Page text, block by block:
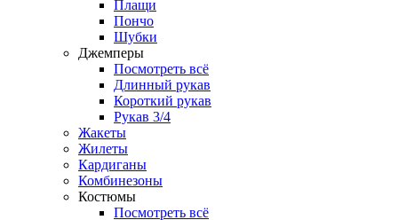
Плащи
Пончо
Шубки
Джемперы
Посмотреть всё
Длинный рукав
Короткий рукав
Рукав 3/4
Жакеты
Жилеты
Кардиганы
Комбинезоны
Костюмы
Посмотреть всё